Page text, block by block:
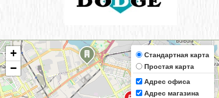
+
−
Стандартная карта
Простая карта
Адрес офиса
Адрес магазина